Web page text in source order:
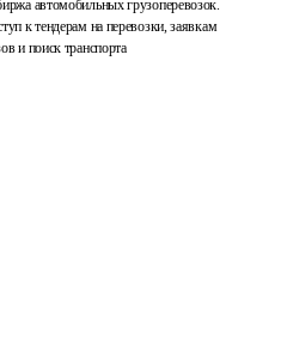
автомобильных грузоперевозок.
к тендерам на перевозки, заявкам
и поиск транспорта